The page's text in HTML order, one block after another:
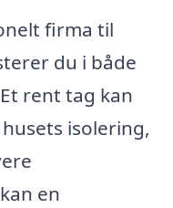
firma til
du i både
rent tag kan
isolering,
en